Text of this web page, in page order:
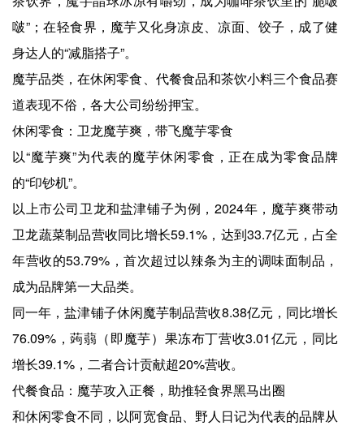
啵”；在轻食界，魔芋又化身凉皮、凉面、饺子，成了健
身达人的“减脂搭子”。
魔芋品类，在休闲零食、代餐食品和茶饮小料三个食品赛
道表现不俗，各大公司纷纷押宝。
休闲零食：卫龙魔芋爽，带飞魔芋零食
以“魔芋爽”为代表的魔芋休闲零食，正在成为零食品牌
的“印钞机”。
以上市公司卫龙和盐津铺子为例，2024年，魔芋爽带动
卫龙蔬菜制品营收同比增长59.1%，达到33.7亿元，占全
年营收的53.79%，首次超过以辣条为主的调味面制品，
成为品牌第一大品类。
同一年，盐津铺子休闲魔芋制品营收8.38亿元，同比增长
76.09%，蒟蒻（即魔芋）果冻布丁营收3.01亿元，同比
增长39.1%，二者合计贡献超20%营收。
代餐食品：魔芋攻入正餐，助推轻食界黑马出圈
和休闲零食不同，以阿宽食品、野人日记为代表的品牌从